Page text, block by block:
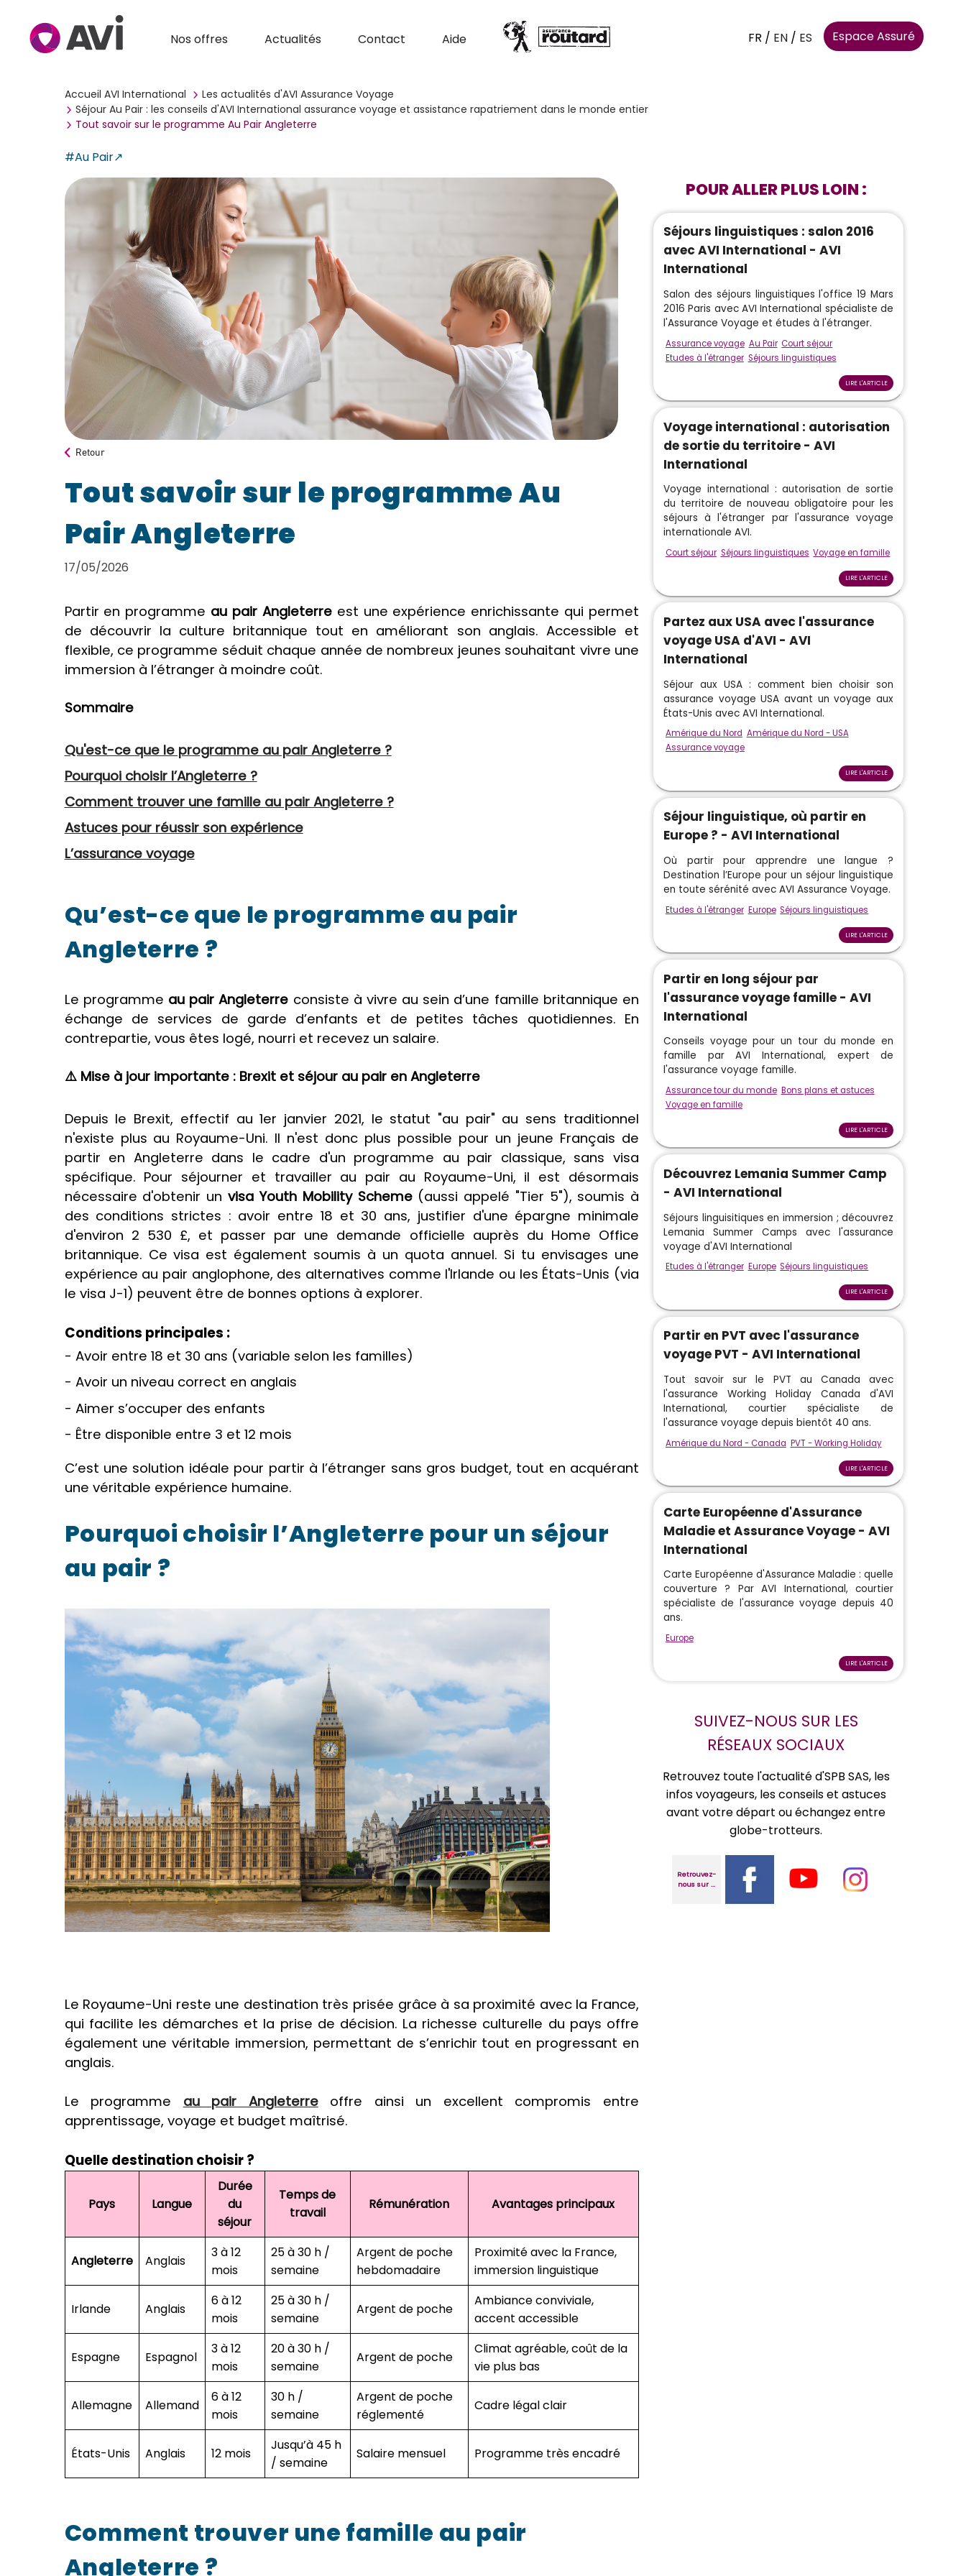
Nos offres Actualités Contact Aide FR / EN / ES Espace Assuré
Accueil AVI International
Les actualités d'AVI Assurance Voyage
Séjour Au Pair : les conseils d'AVI International assurance voyage et assistance rapatriement dans le monde entier
Tout savoir sur le programme Au Pair Angleterre
#Au Pair
Retour
Tout savoir sur le programme Au
Pair Angleterre
17/05/2026
Partir en programme au pair Angleterreest une expérience enrichissante qui permet
de découvrir la culture britannique tout en améliorant son anglais. Accessible et
flexible, ce programme séduit chaque année de nombreux jeunes souhaitant vivre une
immersion à l’étranger à moindre coût.
Sommaire
Qu'est-ce que le programme au pair Angleterre ?
Pourquoi choisir l’Angleterre ?
Comment trouver une famille au pair Angleterre ?
Astuces pour réussir son expérience
L’assurance voyage
Qu’est-ce que le programme au pair
Angleterre ?
Le programme au pair Angleterre consiste à vivre au sein d’une famille britannique en
échange de services de garde d’enfants et de petites tâches quotidiennes. En
contrepartie, vous êtes logé, nourri et recevez un salaire.
⚠️ Mise à jour importante : Brexit et séjour au pair en Angleterre
Depuis le Brexit, effectif au 1er janvier 2021, le statut "au pair" au sens traditionnel
n'existe plus au Royaume-Uni. Il n'est donc plus possible pour un jeune Français de
partir en Angleterre dans le cadre d'un programme au pair classique, sans visa
spécifique. Pour séjourner et travailler au pair au Royaume-Uni, il est désormais
nécessaire d'obtenir un visa Youth Mobility Scheme(aussi appelé "Tier 5"), soumis à
des conditions strictes : avoir entre 18 et 30 ans, justifier d'une épargne minimale
d'environ 2 530 £, et passer par une demande officielle auprès du Home Office
britannique. Ce visa est également soumis à un quota annuel. Si tu envisages une
expérience au pair anglophone, des alternatives comme l'Irlande ou les États-Unis (via
le visa J-1) peuvent être de bonnes options à explorer.
Conditions principales :
- Avoir entre 18 et 30 ans (variable selon les familles)
- Avoir un niveau correct en anglais
- Aimer s’occuper des enfants
- Être disponible entre 3 et 12 mois
C’est une solution idéale pour partir à l’étranger sans gros budget, tout en acquérant
une véritable expérience humaine.
Pourquoi choisir l’Angleterre pour un séjour
au pair ?
Le Royaume-Uni reste une destination très prisée grâce à sa proximité avec la France,
qui facilite les démarches et la prise de décision. La richesse culturelle du pays offre
également une véritable immersion, permettant de s’enrichir tout en progressant en
anglais.
Le programme au pair Angleterreoffre ainsi un excellent compromis entre
apprentissage, voyage et budget maîtrisé.
Quelle destination choisir ?
Pays Langue
Durée
du
séjour
Temps de
travail
Rémunération Avantages principaux
Angleterre Anglais
3 à 12
mois
25 à 30 h /
semaine
Argent de poche
hebdomadaire
Proximité avec la France,
immersion linguistique
Irlande Anglais
6 à 12
mois
25 à 30 h /
semaine
Argent de poche
Ambiance conviviale,
accent accessible
Espagne Espagnol
3 à 12
mois
20 à 30 h /
semaine
Argent de poche
Climat agréable, coût de la
vie plus bas
Allemagne Allemand
6 à 12
mois
30 h /
semaine
Argent de poche
réglementé
Cadre légal clair
États-Unis Anglais 12 mois
Jusqu’à 45 h
/ semaine
Salaire mensuel Programme très encadré
Comment trouver une famille au pair
Angleterre ?
POUR ALLER PLUS LOIN :
Séjours linguistiques : salon 2016
avec AVI International - AVI
International
Salon des séjours linguistiques l'office 19 Mars
2016 Paris avec AVI International spécialiste de
l'Assurance Voyage et études à l'étranger.
Assurance voyage Au Pair Court séjour
Etudes à l'étranger Séjours linguistiques
LIRE L'ARTICLE
Voyage international : autorisation
de sortie du territoire - AVI
International
Voyage international : autorisation de sortie
du territoire de nouveau obligatoire pour les
séjours à l'étranger par l'assurance voyage
internationale AVI.
Court séjour Séjours linguistiques Voyage en famille
LIRE L'ARTICLE
Partez aux USA avec l'assurance
voyage USA d'AVI - AVI
International
Séjour aux USA : comment bien choisir son
assurance voyage USA avant un voyage aux
États-Unis avec AVI International.
Amérique du Nord Amérique du Nord - USA
Assurance voyage
LIRE L'ARTICLE
Séjour linguistique, où partir en
Europe ? - AVI International
Où partir pour apprendre une langue ?
Destination l’Europe pour un séjour linguistique
en toute sérénité avec AVI Assurance Voyage.
Etudes à l'étranger Europe Séjours linguistiques
LIRE L'ARTICLE
Partir en long séjour par
l'assurance voyage famille - AVI
International
Conseils voyage pour un tour du monde en
famille par AVI International, expert de
l'assurance voyage famille.
Assurance tour du monde Bons plans et astuces
Voyage en famille
LIRE L'ARTICLE
Découvrez Lemania Summer Camp
- AVI International
Séjours linguisitiques en immersion ; découvrez
Lemania Summer Camps avec l'assurance
voyage d'AVI International
Etudes à l'étranger Europe Séjours linguistiques
LIRE L'ARTICLE
Partir en PVT avec l'assurance
voyage PVT - AVI International
Tout savoir sur le PVT au Canada avec
l'assurance Working Holiday Canada d'AVI
International, courtier spécialiste de
l'assurance voyage depuis bientôt 40 ans.
Amérique du Nord - Canada PVT - Working Holiday
LIRE L'ARTICLE
Carte Européenne d'Assurance
Maladie et Assurance Voyage - AVI
International
Carte Européenne d'Assurance Maladie : quelle
couverture ? Par AVI International, courtier
spécialiste de l'assurance voyage depuis 40
ans.
Europe
LIRE L'ARTICLE
SUIVEZ-NOUS SUR LES
RÉSEAUX SOCIAUX
Retrouvez toute l'actualité d'SPB SAS, les
infos voyageurs, les conseils et astuces
avant votre départ ou échangez entre
globe-trotteurs.
Retrouvez-
nous sur ...